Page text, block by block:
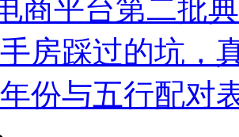
商平台第二批
房踩过的坑，
份与五行配对